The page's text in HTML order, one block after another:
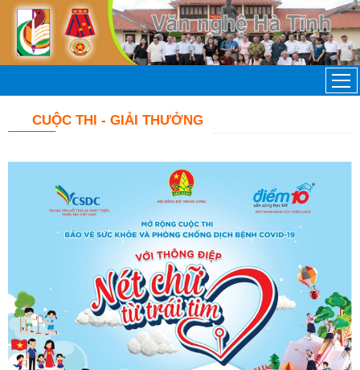
CUỘC THI - GIẢI THƯỞNG